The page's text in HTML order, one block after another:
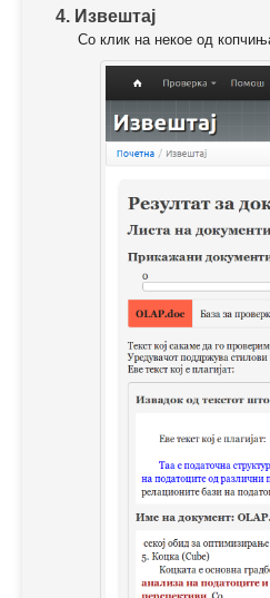
4. Извештај
Со клик на некое од